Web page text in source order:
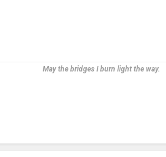
May the bridges I burn light the way.